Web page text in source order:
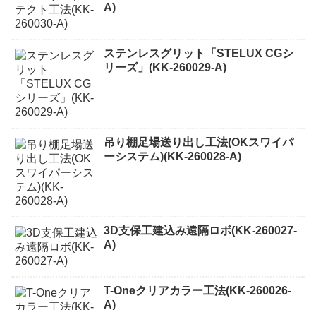
A)
ステンレスグリット「STELUX CGシ
リーズ」(KK-260029-A)
吊り棚足場送り出し工法(OKスワイパ
ーシステム)(KK-260028-A)
3D支保工建込み遠隔ロボ(KK-260027-
A)
T-Oneクリアカラー工法(KK-260026-
A)